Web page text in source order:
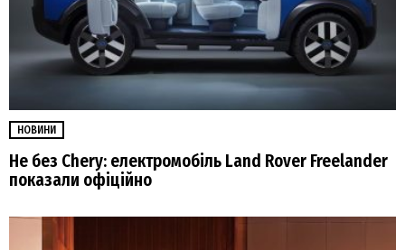
НОВИНИ
Не без Chery: електромобіль Land Rover Freelander
показали офіційно